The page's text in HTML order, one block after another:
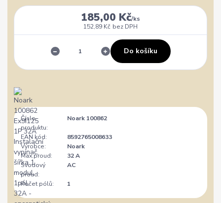
185,00 Kč/ks
152,89 Kč bez DPH
Do košíku
Číslo
produktu:
Noark 100862
EAN kód:
8592765008633
Výrobce:
Noark
Max.proud:
32 A
Svodový
proud:
AC
Počet pólů: 1